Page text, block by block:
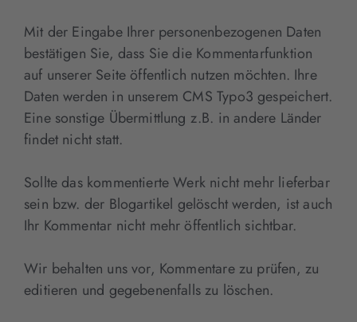
Mit der Eingabe Ihrer personenbezogenen Daten
bestätigen Sie, dass Sie die Kommentarfunktion
auf unserer Seite öffentlich nutzen möchten. Ihre
Daten werden in unserem CMS Typo3 gespeichert.
Eine sonstige Übermittlung z.B. in andere Länder
findet nicht statt.
Sollte das kommentierte Werk nicht mehr lieferbar
sein bzw. der Blogartikel gelöscht werden, ist auch
Ihr Kommentar nicht mehr öffentlich sichtbar.
Wir behalten uns vor, Kommentare zu prüfen, zu
editieren und gegebenenfalls zu löschen.